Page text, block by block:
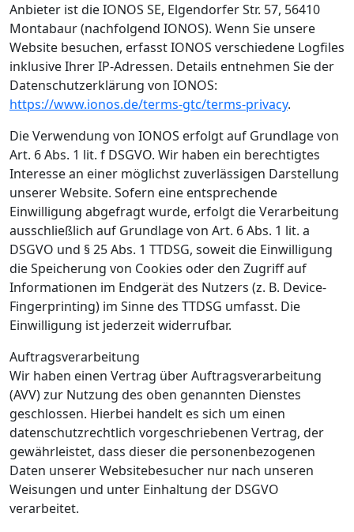
Anbieter ist die IONOS SE, Elgendorfer Str. 57, 56410
Montabaur (nachfolgend IONOS). Wenn Sie unsere
Website besuchen, erfasst IONOS verschiedene Logfiles
inklusive Ihrer IP-Adressen. Details entnehmen Sie der
Datenschutzerklärung von IONOS:
https://www.ionos.de/terms-gtc/terms-privacy.
Die Verwendung von IONOS erfolgt auf Grundlage von
Art. 6 Abs. 1 lit. f DSGVO. Wir haben ein berechtigtes
Interesse an einer möglichst zuverlässigen Darstellung
unserer Website. Sofern eine entsprechende
Einwilligung abgefragt wurde, erfolgt die Verarbeitung
ausschließlich auf Grundlage von Art. 6 Abs. 1 lit. a
DSGVO und § 25 Abs. 1 TTDSG, soweit die Einwilligung
die Speicherung von Cookies oder den Zugriff auf
Informationen im Endgerät des Nutzers (z. B. Device-
Fingerprinting) im Sinne des TTDSG umfasst. Die
Einwilligung ist jederzeit widerrufbar.
Auftragsverarbeitung
Wir haben einen Vertrag über Auftragsverarbeitung
(AVV) zur Nutzung des oben genannten Dienstes
geschlossen. Hierbei handelt es sich um einen
datenschutzrechtlich vorgeschriebenen Vertrag, der
gewährleistet, dass dieser die personenbezogenen
Daten unserer Websitebesucher nur nach unseren
Weisungen und unter Einhaltung der DSGVO
verarbeitet.